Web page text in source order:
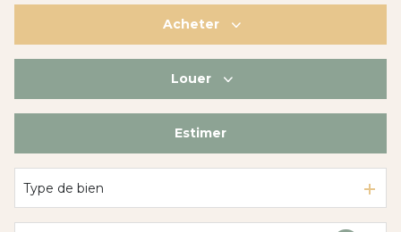
Acheter
De l'immo pro
Louer
De l'immo pro
Estimer
Type de bien